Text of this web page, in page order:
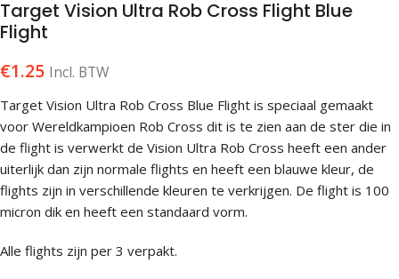
Target Vision Ultra Rob Cross Flight Blue
Flight
€1.25 Incl. BTW
Target Vision Ultra Rob Cross Blue Flight is speciaal gemaakt
voor Wereldkampioen Rob Cross dit is te zien aan de ster die in
de flight is verwerkt de Vision Ultra Rob Cross heeft een ander
uiterlijk dan zijn normale flights en heeft een blauwe kleur, de
flights zijn in verschillende kleuren te verkrijgen. De flight is 100
micron dik en heeft een standaard vorm.
Alle flights zijn per 3 verpakt.